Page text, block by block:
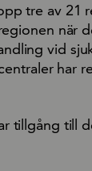
tre av 21
när
vid
har
tillgång till